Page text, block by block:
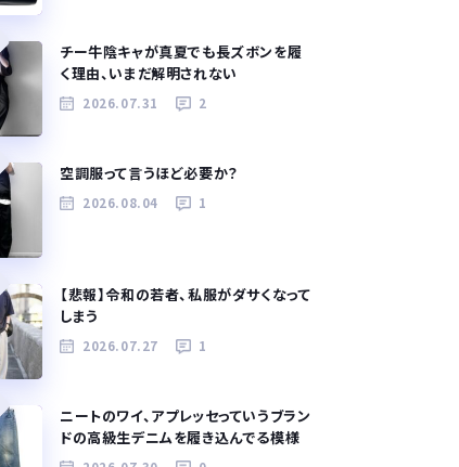
チー牛陰キャが真夏でも長ズボンを履
く理由、いまだ解明されない
2026.07.31 2
空調服って言うほど必要か？
2026.08.04 1
【悲報】令和の若者、私服がダサくなって
しまう
2026.07.27 1
ニートのワイ、アプレッセっていうブラン
ドの高級生デニムを履き込んでる模様